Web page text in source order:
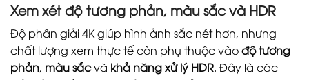
Xem xét độ tương phản, màu sắc và HDR
Độ phân giải 4K giúp hình ảnh sắc nét hơn, nhưng
chất lượng xem thực tế còn phụ thuộc vàođộ tương
phản, màu sắcvà khả năng xử lý HDR. Đây là các